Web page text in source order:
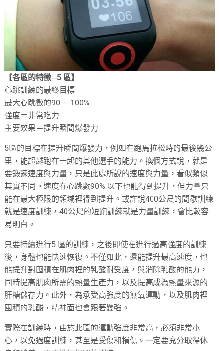
【各區的特徵─5 區】
心跳訓練的最終目標
最大心跳數的90 ∼ 100%
強度＝非常吃力
主要效果＝提升瞬間爆發力
5區的目標在提升瞬間爆發力，例如在跑馬拉松時的最後幾公
里，能超越跑在一起的其他選手的能力。換個方式說，就是
要鍛鍊速度與力量，只是此處所說的速度與力量，看似類似
其實不同。速度在心跳數90% 以下也能得到提升，但力量只
能在最大極限的領域裡得到提升。或許說400公尺的間歇訓練
就是速度訓練，40公尺的短跑訓練就是力量訓練，會比較容
易明白。
只要持續進行5 區的訓練，之後即使在進行過高強度的訓練
後，身體也能快速恢復。不僅如此，還能提升最高速度，也
能提升對囤積在肌肉裡的乳酸耐受度，與消除乳酸的能力，
同時提高肌肉所需的熱量生產力，以及提高成為熱量來源的
肝糖儲存力。此外，為承受高強度的無氧運動，以及肌肉裡
囤積的乳酸，精神面也會跟著變強。
實際在訓練時，由於此區的運動強度非常高，必須非常小
心，以免過度訓練，甚至是受傷和損傷。一定要充分取得休